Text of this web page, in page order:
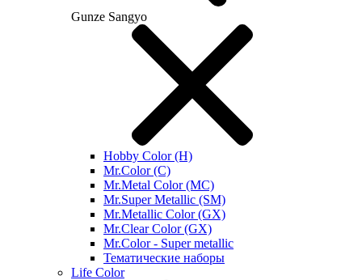
Gunze Sangyo
Hobby Color (H)
Mr.Color (C)
Mr.Metal Color (MC)
Mr.Super Metallic (SM)
Mr.Metallic Color (GX)
Mr.Clear Color (GX)
Mr.Color - Super metallic
Тематические наборы
Life Color